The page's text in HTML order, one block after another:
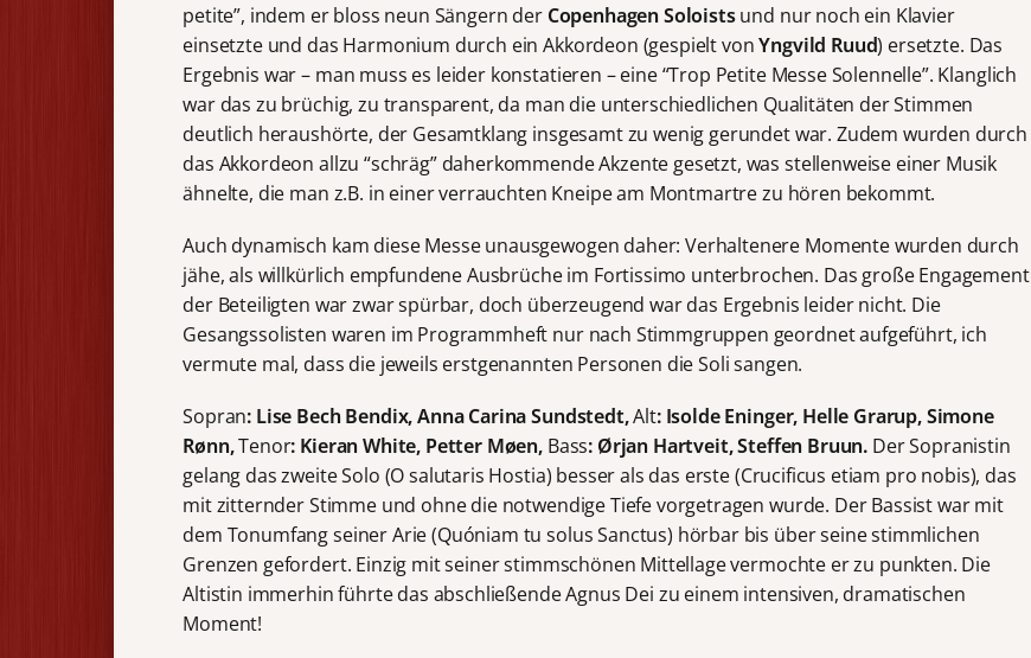
petite”, indem er bloss neun Sängern der Copenhagen Soloistsund nur noch ein Klavier
einsetzte und das Harmonium durch ein Akkordeon (gespielt vonYngvild Ruud) ersetzte. Das
Ergebnis war – man muss es leider konstatieren – eine “Trop Petite Messe Solennelle”. Klanglich
war das zu brüchig, zu transparent, da man die unterschiedlichen Qualitäten der Stimmen
deutlich heraushörte, der Gesamtklang insgesamt zu wenig gerundet war. Zudem wurden durch
das Akkordeon allzu “schräg” daherkommende Akzente gesetzt, was stellenweise einer Musik
ähnelte, die man z.B. in einer verrauchten Kneipe am Montmartre zu hören bekommt.
Auch dynamisch kam diese Messe unausgewogen daher: Verhaltenere Momente wurden durch
jähe, als willkürlich empfundene Ausbrüche im Fortissimo unterbrochen. Das große Engagement
der Beteiligten war zwar spürbar, doch überzeugend war das Ergebnis leider nicht. Die
Gesangssolisten waren im Programmheft nur nach Stimmgruppen geordnet aufgeführt, ich
vermute mal, dass die jeweils erstgenannten Personen die Soli sangen.
Sopran: Lise Bech Bendix, Anna Carina Sundstedt,Alt: Isolde Eninger, Helle Grarup, Simone
Rønn,Tenor: Kieran White, Petter Møen, Bass: Ørjan Hartveit, Steffen Bruun. Der Sopranistin
gelang das zweite Solo (O salutaris Hostia) besser als das erste (Crucificus etiam pro nobis), das
mit zitternder Stimme und ohne die notwendige Tiefe vorgetragen wurde. Der Bassist war mit
dem Tonumfang seiner Arie (Quóniam tu solus Sanctus) hörbar bis über seine stimmlichen
Grenzen gefordert. Einzig mit seiner stimmschönen Mittellage vermochte er zu punkten. Die
Altistin immerhin führte das abschließende Agnus Dei zu einem intensiven, dramatischen
Moment!